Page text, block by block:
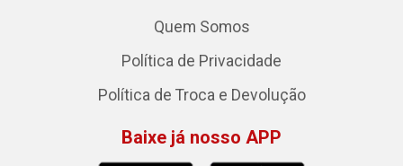
Quem Somos
Política de Privacidade
Política de Troca e Devolução
Baixe já nosso APP